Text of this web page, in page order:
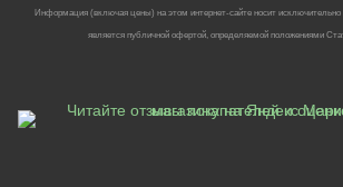
Информация (включая цены) на этом интернет-сайте носит
является публичной офертой, определяемой положениями